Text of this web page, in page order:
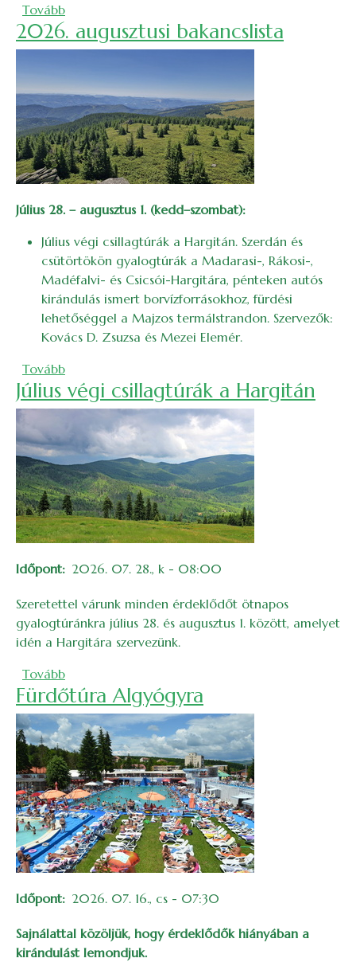
Tovább(Fürdőtúra Fügefürdőre)
2026. augusztusi bakancslista
Július 28. – augusztus 1. (kedd–szombat):
Július végi csillagtúrák a Hargitán. Szerdán és
csütörtökön gyalogtúrák a Madarasi-, Rákosi-,
Madéfalvi- és Csicsói-Hargitára, pénteken autós
kirándulás ismert borvízforrásokhoz, fürdési
lehetőséggel a Majzos termálstrandon. Szervezők:
Kovács D. Zsuzsa és Mezei Elemér.
Tovább(2026. augusztusi bakancslista)
Július végi csillagtúrák a Hargitán
Időpont 2026. 07. 28., k - 08:00
Szeretettel várunk minden érdeklődőt ötnapos
gyalogtúránkra július 28. és augusztus 1. között, amelyet
idén a Hargitára szervezünk.
Tovább(Július végi csillagtúrák a Hargitán)
Fürdőtúra Algyógyra
Időpont 2026. 07. 16., cs - 07:30
Sajnálattal közöljük, hogy érdeklődők hiányában a
kirándulást lemondjuk.